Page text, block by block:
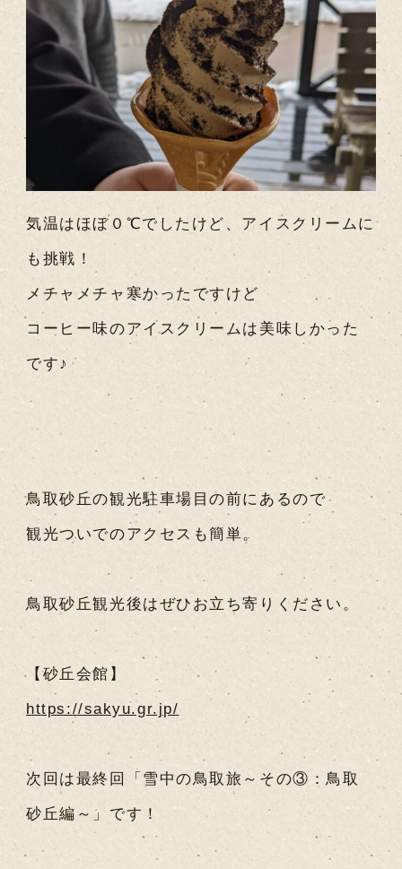
気温はほぼ０℃でしたけど、アイスクリームに
も挑戦！
メチャメチャ寒かったですけど
コーヒー味のアイスクリームは美味しかった
です♪
鳥取砂丘の観光駐車場目の前にあるので
観光ついでのアクセスも簡単。
鳥取砂丘観光後はぜひお立ち寄りください。
【砂丘会館】
https://sakyu.gr.jp/
次回は最終回「雪中の鳥取旅～その③：鳥取
砂丘編～」です！